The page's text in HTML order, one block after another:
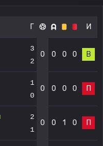
Г И
3
2
0 0 0 0 В
1
0
0 0 0 0 П
2
1
0 0 1 0 П